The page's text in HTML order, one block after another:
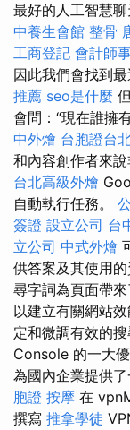
最好的人工智慧
中養生會館 整骨
工商登記 會計師
因此我們會找到
推薦 seo是什麼
會問：“現在誰擁
中外燴 台胞證台
和內容創作者來說
台北高級外燴
自動執行任務。
簽證 設立公司 台
立公司 中式外燴
供答案及其使用
尋字詞為頁面帶
以建立有關網站
定和微調有效的
Console 的一大
為國內企業提供
胞證 按摩 在
撰寫 推拿學徒